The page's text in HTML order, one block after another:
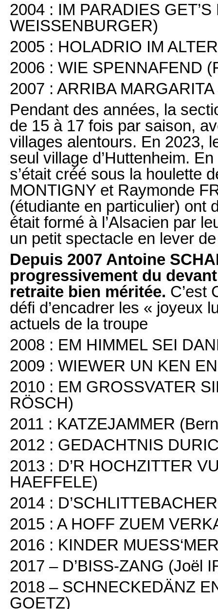
2004 : IM PARADIES
WEISSENBURGER)
2005 : HOLADRIO IM
2006 : WIE SPENNAFEND
2007 : ARRIBA
Pendant des années, la
de 15 à 17 fois par saison,
villages alentours. En 2023,
seul village d’Huttenheim.
s’était créé sous la houlette
MONTIGNY et Raymonde
(étudiante en particulier) ont
était formé à l’Alsacien par
un petit spectacle en lever
Depuis 2007 Antoine
progressivement du
retraite bien méritée. C’est
défi d’encadrer les « joyeux
actuels de la troupe
2008 : EM HIMMEL SEI
2009 : WIEWER UN KEN
2010 : EM GROSSVATER
RÖSCH)
2011 : KATZEJAMMER
2012 : GEDACHTNIS
2013 : D’R HOCHZITTER
HAEFFELE)
2014 :
2015 : A HOFF ZUEM
2016 : KINDER
2017 – D’BISS-ZANG (Joël
2018 – SCHNECKEDÄNZ
GOETZ)